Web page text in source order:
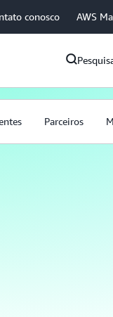
conosco AWS
Parceiros